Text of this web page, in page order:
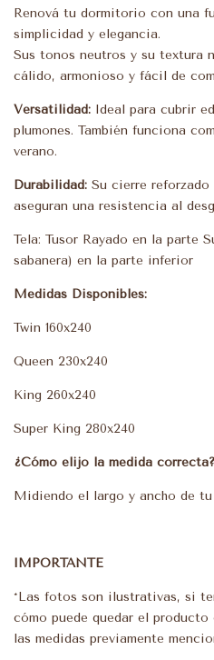
Renová tu dormitorio con una
simplicidad y elegancia.
Sus tonos neutros y su textura
cálido, armonioso y fácil de
Versatilidad: Ideal para cubrir
plumones. También funciona
verano.
Durabilidad: Su cierre
aseguran una resistencia al
Tela: Tusor Rayado en la parte
sabanera) en la parte inferior
Medidas Disponibles:
Twin 160x240
Queen 230x240
King 260x240
Super King 280x240
¿Cómo elijo la medida correcta?
Midiendo el largo y ancho de tu
IMPORTANTE
*Las fotos son ilustrativas, si
cómo puede quedar el
las medidas previamente